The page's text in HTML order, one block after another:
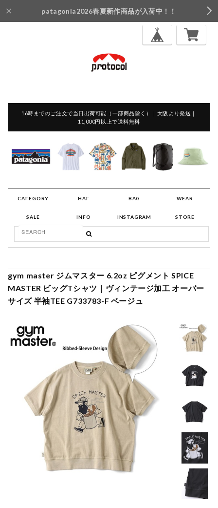
patagonia2026春夏新作商品が入荷中！！
16時までのご注文で当日出荷可能（一部商品除く）｜大阪より発送｜
11,000円以上で送料無料
CATEGORY HAT BAG WEAR
SALE INFO INSTAGRAM STORE
gym master ジムマスター 6.2oz ピグメント SPICE
MASTER ビッグTシャツ｜ヴィンテージ加工 オーバー
サイズ 半袖TEE G733783-F ベージュ